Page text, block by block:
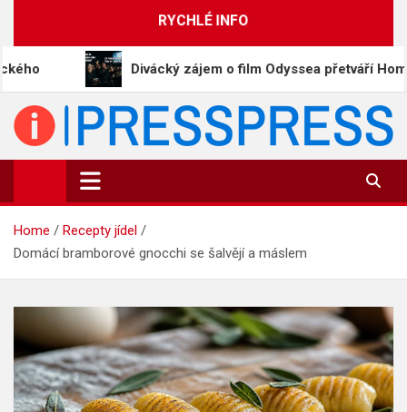
RYCHLÉ INFO
Divácký zájem o film Odyssea přetváří Homéra na memy
PressPress.cz
Vaše zprávy v souvislostech
Home
Recepty jídel
Domácí bramborové gnocchi se šalvějí a máslem